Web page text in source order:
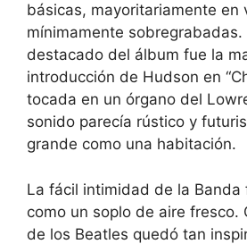
básicas, mayoritariamente en
mínimamente sobregrabadas.
destacado del álbum fue la
introducción de Hudson en
tocada en un órgano del
sonido parecía rústico y
grande como una habitación.
La fácil intimidad de la Banda
como un soplo de aire fresco.
de los Beatles quedó tan